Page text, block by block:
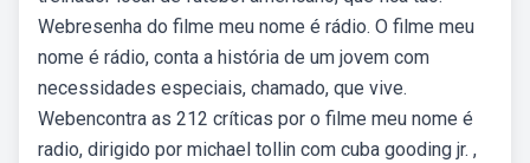
Webresenha do filme meu nome é rádio. O filme meu
nome é rádio, conta a história de um jovem com
necessidades especiais, chamado, que vive.
Webencontra as 212 críticas por o filme meu nome é
radio, dirigido por michael tollin com cuba gooding jr. ,